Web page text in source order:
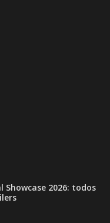
Showcase 2026: todos